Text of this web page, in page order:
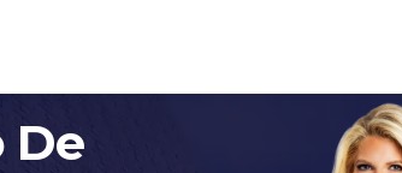
De